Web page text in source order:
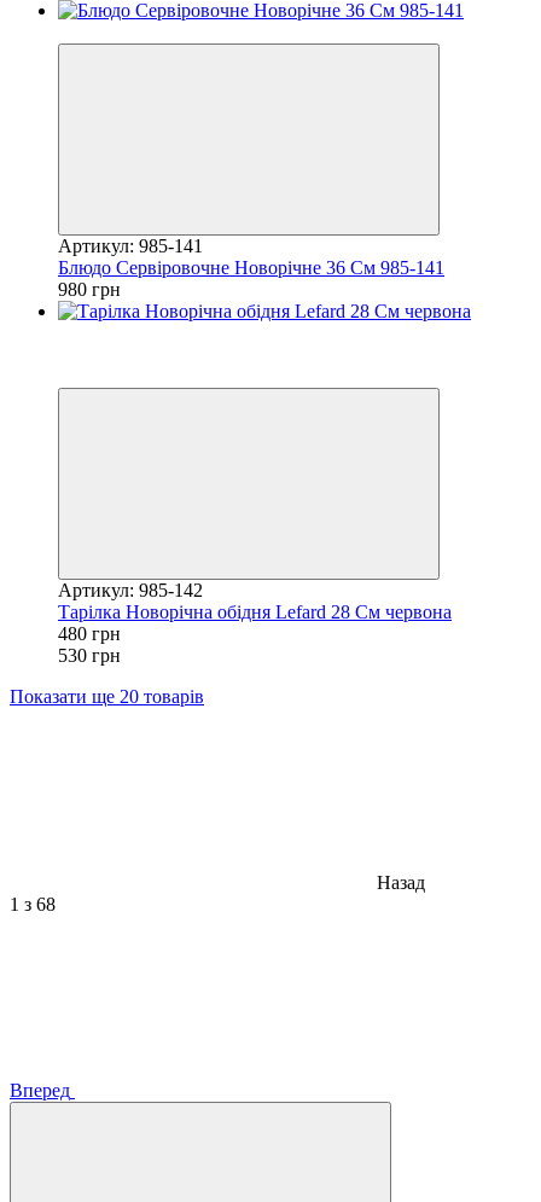
Артикул: 985-141
Блюдо Сервіровочне Новорічне 36 См 985-141
980 грн
Артикул: 985-142
Тарілка Новорічна обідня Lefard 28 См червона
480 грн
530 грн
Показати ще 20 товарів
Назад
1 з 68
Вперед